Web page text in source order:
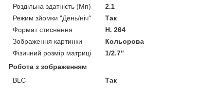
Роздільна здатність (Мп)
2.1
Режим зйомки "День/ніч"
Так
Формат стиснення
H. 264
Зображення картинки
Кольорова
Фізичний розмір матриці
1/2.7"
Робота з зображенням
BLC
Так